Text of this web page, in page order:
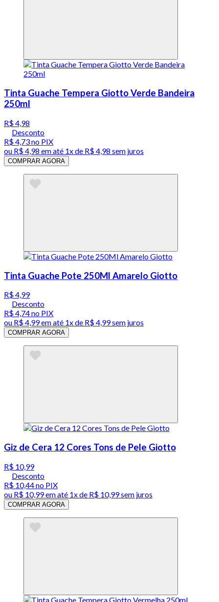
Tinta Guache Tempera Giotto Verde Bandeira
250ml
R$ 4,98
Desconto
R$ 4,73no PIX
ou R$ 4,98 em até 1x de R$ 4,98 sem juros
COMPRAR AGORA
Tinta Guache Pote 250Ml Amarelo Giotto
R$ 4,99
Desconto
R$ 4,74no PIX
ou R$ 4,99em até 1x de R$ 4,99sem juros
COMPRAR AGORA
Giz de Cera 12 Cores Tons de Pele Giotto
R$ 10,99
Desconto
R$ 10,44no PIX
ou R$ 10,99em até 1x de R$ 10,99sem juros
COMPRAR AGORA